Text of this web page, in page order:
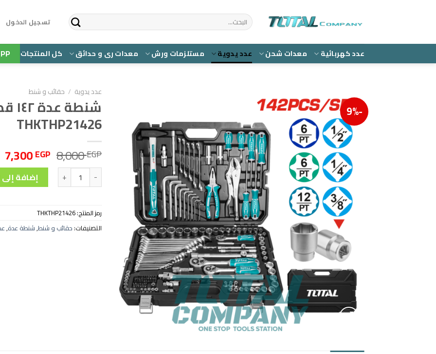
البحث
عن:
تسجيل الدخول
عدد كهربائية معدات شحن عدد يدوية مستلزمات ورش معدات رى و حدائق كل المنتجات
-9% إضافة إلى قائمة الرغبات
عدد يدوية / حقائب و شنط
THKTHP21426
8,000EGP السعر
الأصلي
هو:
8,000 EGP.
7,300EGP
كمية شنطة عدة ١٤٢ قطعه- THKTHP21426 إضافة
رمز المنتج:THKTHP21426
التصنيفات:حقائب و شنط,شنطة عدة,